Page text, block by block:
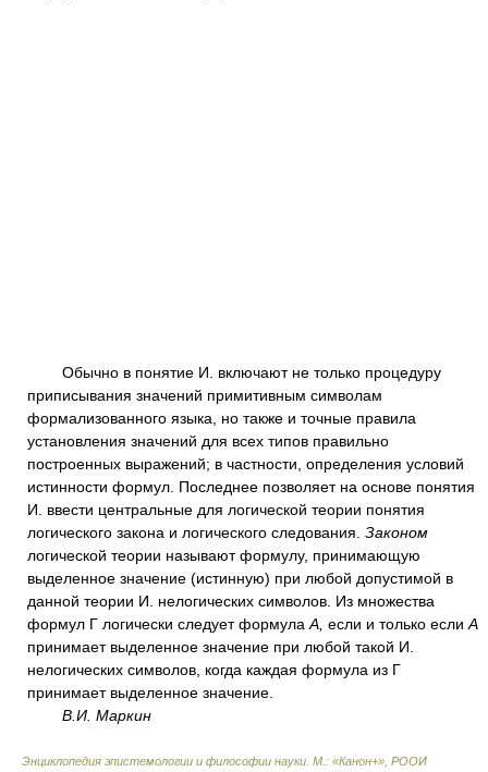
Обычно в понятие И. включают не только процедуру
приписывания значений примитивным символам
формализованного языка, но также и точные правила
установления значений для всех типов правильно
построенных выражений; в частности, определения условий
истинности формул. Последнее позволяет на основе понятия
И. ввести центральные для логической теории понятия
логического закона и логического следования. Законом
логической теории называют формулу, принимающую
выделенное значение (истинную) при любой допустимой в
данной теории И. нелогических символов. Из множества
формул Г логически следует формула А, если и только если А
принимает выделенное значение при любой такой И.
нелогических символов, когда каждая формула из Г
принимает выделенное значение.
В.И. Маркин
Энциклопедия эпистемологии и философии науки. М.: «Канон+», РООИ